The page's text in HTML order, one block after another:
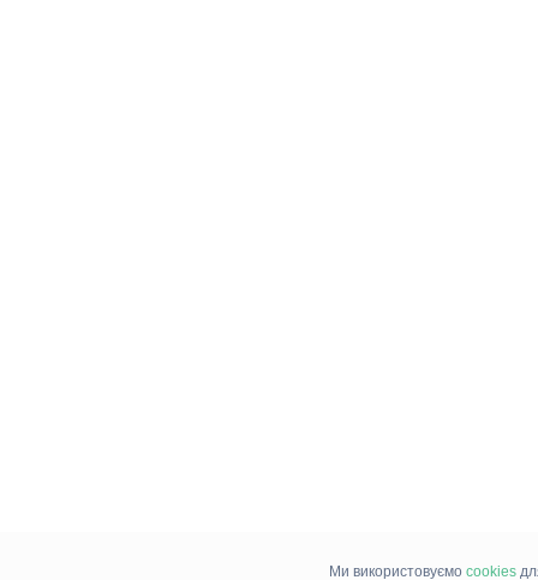
Ми використовуємо cookies